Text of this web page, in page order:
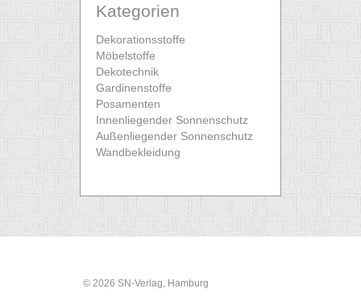
Kategorien
Dekorationsstoffe
Möbelstoffe
Dekotechnik
Gardinenstoffe
Posamenten
Innenliegender Sonnenschutz
Außenliegender Sonnenschutz
Wandbekleidung
© 2026 SN-Verlag, Hamburg